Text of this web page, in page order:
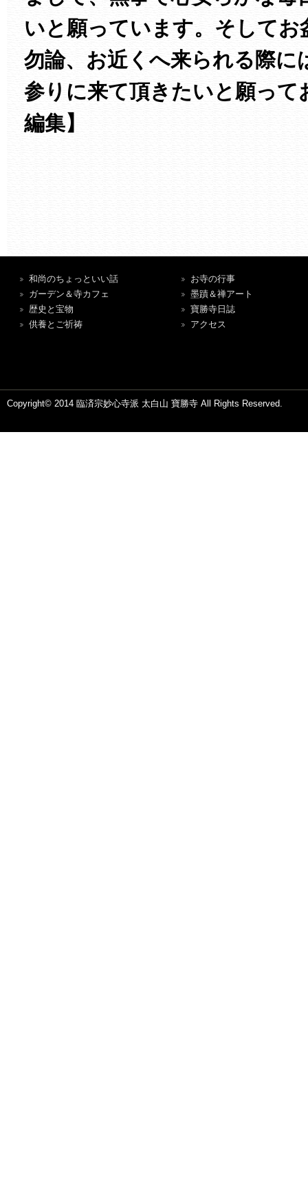
いと願っています。そしてお
勿論、お近くへ来られる際に
参りに来て頂きたいと願って
編集】
和尚のちょっといい話
ガーデン＆寺カフェ
歴史と宝物
供養とご祈祷
お寺の行事
墨蹟＆禅アート
寶勝寺日誌
アクセス
Copyright© 2014 臨済宗妙心寺派 太白山 寶勝寺 All Rights Reserved.